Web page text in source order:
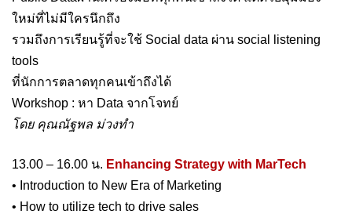
ใหม่ที่ไม่มีใครนึกถึง
รวมถึงการเรียนรู้ที่จะใช้ Social data ผ่าน social listening
tools
ที่นักการตลาดทุกคนเข้าถึงได้
Workshop : หา Data จากโจทย์
โดย คุณณัฐพล ม่วงทำ
13.00 – 16.00 น. Enhancing Strategy with MarTech
• Introduction to New Era of Marketing
• How to utilize tech to drive sales